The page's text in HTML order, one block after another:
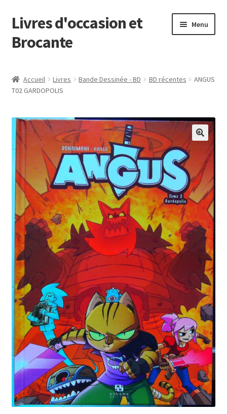
Aller
à
la
Aller
au
contenu
Livres d'occasion et
Brocante
Menu
Accueil Livres Bande Dessinée - BD BD récentes
ANGUS
T02 GARDOPOLIS